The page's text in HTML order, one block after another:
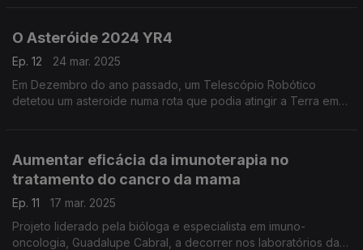
O Asteróide 2024 YR4
Ep. 12
24 mar. 2025
Em Dezembro do ano passado, um Telescópio Robótico
detetou um asteroide numa rota que podia atingir a Terra em
Aumentar eficácia da imunoterapia no
tratamento do cancro da mama
Ep. 11
17 mar. 2025
Projeto liderado pela bióloga e especialista em imuno-
oncologia, Guadalupe Cabral, a decorrer nos laboratórios da